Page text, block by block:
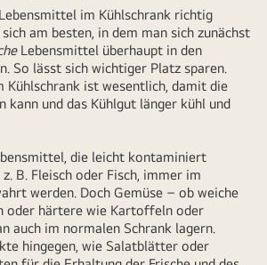
im Kühlschrank richtig
am besten, in dem man sich zunächst
Lebensmittel überhaupt in den
So lässt sich wichtiger Platz sparen.
Kühlschrank ist wesentlich, damit die
kann und das Kühlgut länger kühl und
die leicht kontaminiert
B. Fleisch oder Fisch, immer im
werden. Doch Gemüse – ob weiche
oder härtere wie Kartoffeln oder
auch im normalen Schrank lagern.
hingegen, wie Salatblätter oder